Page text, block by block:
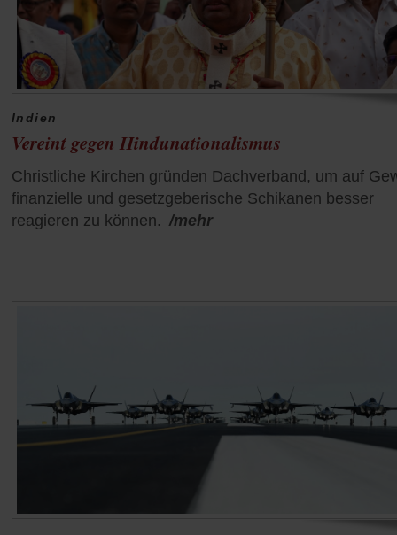
Indien
Vereint gegen Hindunationalismus
Christliche Kirchen gründen Dachverband, um auf
finanzielle und gesetzgeberische Schikanen besser
reagieren zu können. /mehr